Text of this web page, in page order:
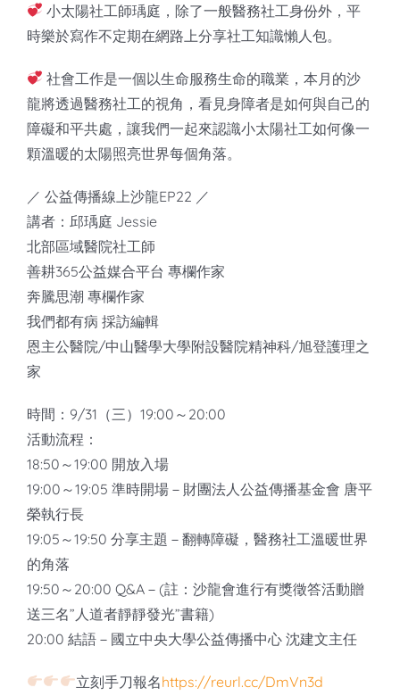
小太陽社工師瑀庭，除了一般醫務社工身份外，平
時樂於寫作不定期在網路上分享社工知識懶人包。
社會工作是一個以生命服務生命的職業，本月的沙
龍將透過醫務社工的視角，看見身障者是如何與自己的
障礙和平共處，讓我們一起來認識小太陽社工如何像一
顆溫暖的太陽照亮世界每個角落。
／ 公益傳播線上沙龍EP22 ／
講者：邱瑀庭 Jessie
北部區域醫院社工師
善耕365公益媒合平台 專欄作家
奔騰思潮 專欄作家
我們都有病 採訪編輯
恩主公醫院/中山醫學大學附設醫院精神科/旭登護理之
家
時間：9/31（三）19:00～20:00
活動流程：
18:50～19:00 開放入場
19:00～19:05 準時開場－財團法人公益傳播基金會 唐平
榮執行長
19:05～19:50 分享主題－翻轉障礙，醫務社工溫暖世界
的角落
19:50～20:00 Q&A－(註：沙龍會進行有獎徵答活動贈
送三名”人道者靜靜發光”書籍)
20:00 結語－國立中央大學公益傳播中心 沈建文主任
立刻手刀報名https://reurl.cc/DmVn3d